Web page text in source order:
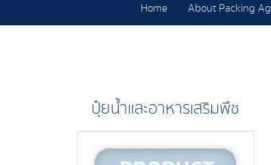
Home About Packing Ag
ปุ๋ยน้ำและอาหารเสริมพืช